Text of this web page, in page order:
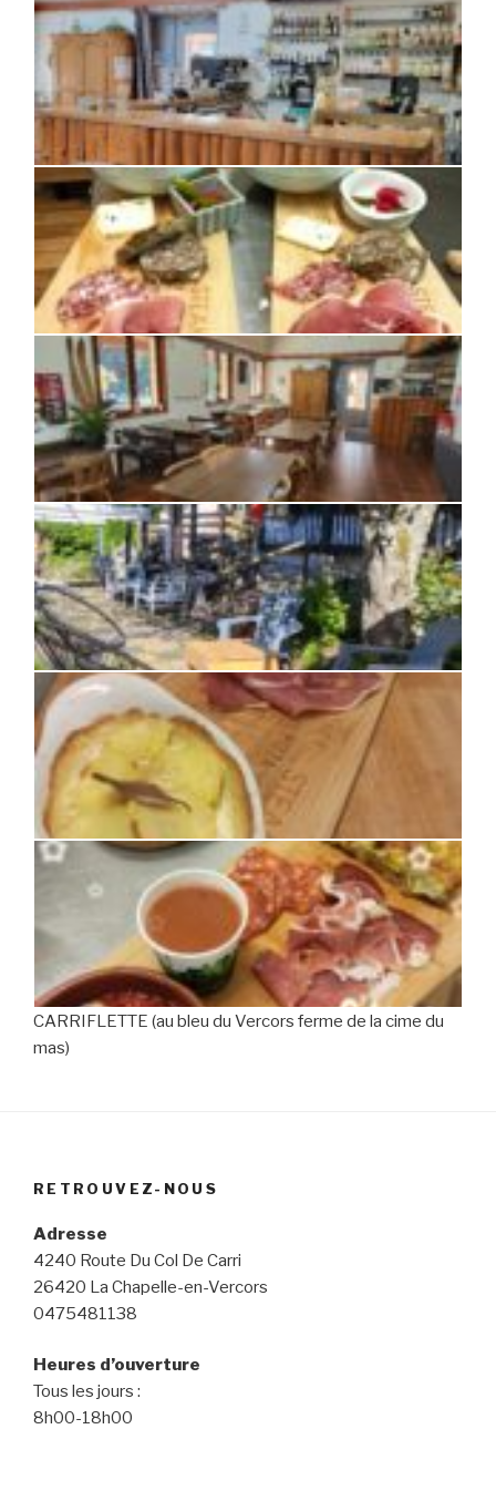
CARRIFLETTE (au bleu du Vercors ferme de la cime du
mas)
RETROUVEZ-NOUS
Adresse
4240 Route Du Col De Carri
26420 La Chapelle-en-Vercors
0475481138
Heures d’ouverture
Tous les jours :
8h00-18h00